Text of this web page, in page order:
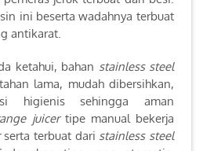
ini beserta wadahnya terbuat
antikarat.
ketahui, bahan stainless steel
lama, mudah dibersihkan,
higienis sehingga aman
juicertipe manual bekerja
serta terbuat dari stainless steel